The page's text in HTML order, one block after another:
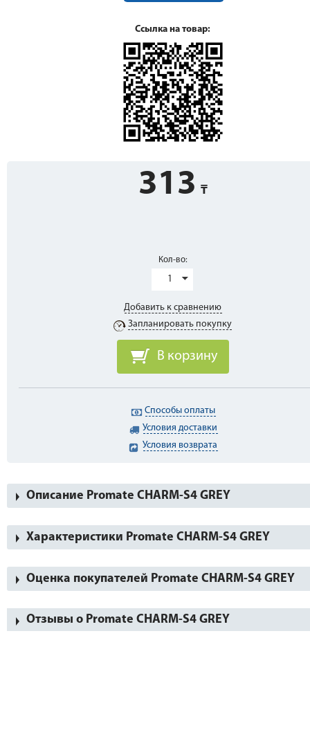
Ссылка на товар:
313
Кол-во:
1
Добавить к сравнению
Запланировать покупку
В корзину
Способы оплаты
Условия доставки
Условия возврата
Описание Promate CHARM-S4 GREY
Характеристики Promate CHARM-S4 GREY
Оценка покупателей Promate CHARM-S4 GREY
Отзывы о Promate CHARM-S4 GREY